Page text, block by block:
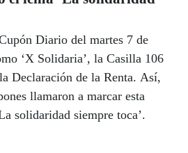
Diario del martes 7 de
‘X Solidaria’, la Casilla 106
Declaración de la Renta. Así,
llamaron a marcar esta
solidaridad siempre toca’.